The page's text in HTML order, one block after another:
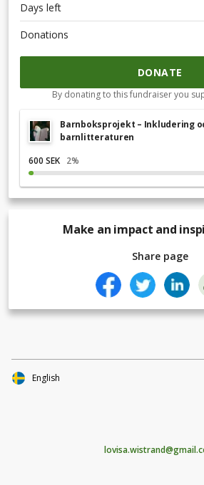
Days left
Donations
DONATE
By donating to this fundraiser you
Barnboksprojekt – Inkludering
barnlitteraturen
600 SEK 2%
Make an impact and
Share page
English